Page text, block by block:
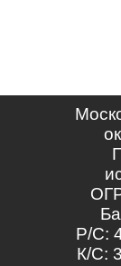
Р/С:
К/С: